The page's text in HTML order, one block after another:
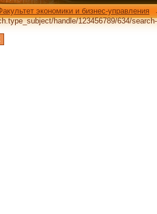
экономики и бизнес-управления
handle/123456789/634/